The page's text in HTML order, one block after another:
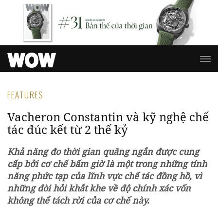
FEATURES
Vacheron Constantin và kỹ nghệ chế
tác đúc kết từ 2 thế kỷ
Khả năng đo thời gian quãng ngắn được cung
cấp bởi cơ chế bấm giờ là một trong những tính
năng phức tạp của lĩnh vực chế tác đồng hồ, vì
những đòi hỏi khắt khe về độ chính xác vốn
không thể tách rời của cơ chế này.